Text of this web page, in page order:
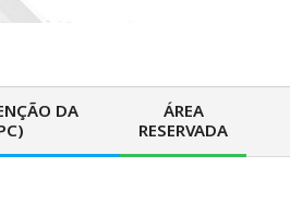
DA
ÁREA
RESERVADA